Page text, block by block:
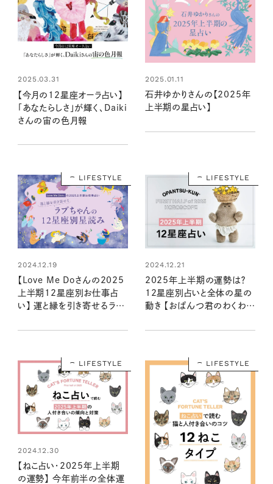
2025.03.31
【今月の12星座オーラ占い】
「あなたらしさ」が輝く、Daiki
さんの宙の色月報
2025.01.11
石井ゆかりさんの【2025年
上半期の星占い】
LIFESTYLE
2024.12.19
【Love Me Doさんの2025
上半期12星座別お仕事占
い】 運と縁を引き寄せるラブ
LIFESTYLE
2024.12.21
2025年上半期の運勢は？
12星座別占いと全体の星の
動き 【おぱんつ君のわくわく
LIFESTYLE
2024.12.30
【ねこ占い・2025年上半期
の運勢】 今年前半の全体運
LIFESTYLE